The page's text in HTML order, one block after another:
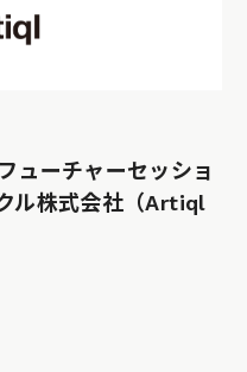
ューチャーセッショ
ル株式会社（Artiql